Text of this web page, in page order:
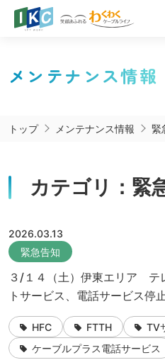
メンテナンス情報
トップ メンテナンス情報 緊
カテゴリ：緊
2026.03.13
緊急告知
３/１４（土）伊東エリア テ
トサービス、電話サービス停
HFC FTTH TV
ケーブルプラス電話サービス